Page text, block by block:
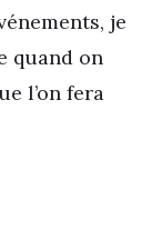
je
quand on
l’on fera